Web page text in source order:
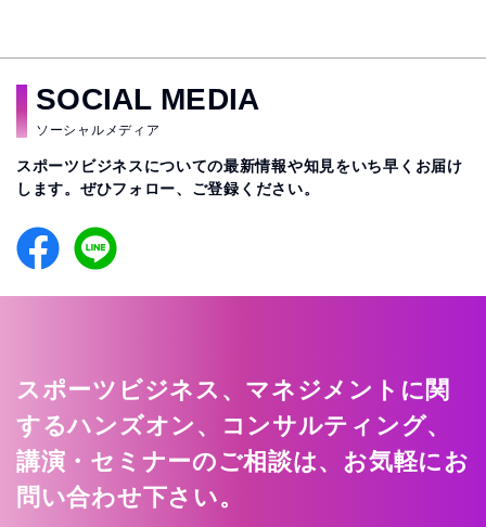
SOCIAL MEDIA
ソーシャルメディア
スポーツビジネスについての最新情報や知見をいち早くお届け
します。 ぜひフォロー、ご登録ください。
スポーツビジネス、マネジメントに関
するハンズオン、コンサルティング、
講演・セミナーのご相談は、お気軽にお
問い合わせ下さい。